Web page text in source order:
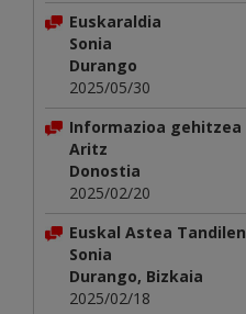
Euskaraldia
Sonia
Durango
2025/05/30
Informazioa gehitzea
Aritz
Donostia
2025/02/20
Euskal Astea Tandilen
Sonia
Durango, Bizkaia
2025/02/18